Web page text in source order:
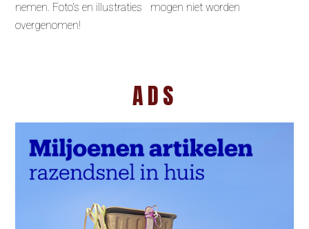
nemen. Foto’s en illustraties mogen niet worden
overgenomen!
ADS